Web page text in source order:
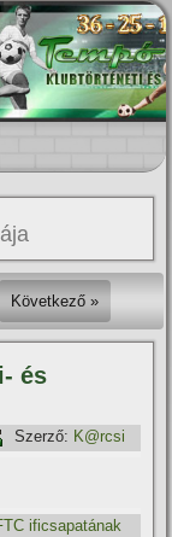
Következő »
és
Szerző: K@rcsi
ificsapatának